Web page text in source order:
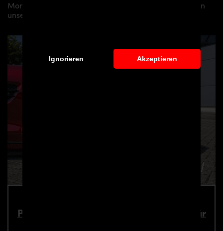
Ignorieren Akzeptieren
Montage in unserem Haus anbieten oder Sie an einen
unserer Vertriebs- und Montagepartner vermitteln.
PD700GTR WB Frontspoilerschwert Lip für